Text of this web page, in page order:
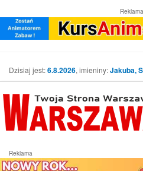
Dzisiaj jest:6.8.2026, imieniny:Jakuba,
Reklama